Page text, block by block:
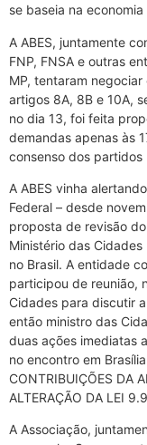
se baseia na
A ABES, juntamente
FNP, FNSA e outras
MP, tentaram
artigos 8A, 8B e 10A,
no dia 13, foi feita
demandas apenas às
consenso dos partidos
A ABES vinha
Federal – desde
proposta de revisão
Ministério das
no Brasil. A entidade
participou de reunião,
Cidades para discutir
então ministro das
duas ações imediatas
no encontro em
CONTRIBUIÇÕES DA
ALTERAÇÃO DA LEI
A Associação,